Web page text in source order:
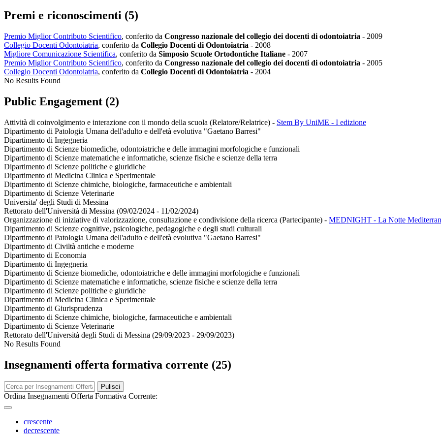
Premi e riconoscimenti (5)
Premio Miglior Contributo Scientifico, conferito da Congresso nazionale del collegio dei docenti di odontoiatria - 2009
Collegio Docenti Odontoiatria, conferito da Collegio Docenti di Odontoiatria - 2008
Migliore Comunicazione Scientifica, conferito da Simposio Scuole Ortodontiche Italiane - 2007
Premio Miglior Contributo Scientifico, conferito da Congresso nazionale del collegio dei docenti di odontoiatria - 2005
Collegio Docenti Odontoiatria, conferito da Collegio Docenti di Odontoiatria - 2004
No Results Found
Public Engagement (2)
Attività di coinvolgimento e interazione con il mondo della scuola (Relatore/Relatrice) - Stem By UniME - I edizione
Dipartimento di Patologia Umana dell'adulto e dell'età evolutiva "Gaetano Barresi"
Dipartimento di Ingegneria
Dipartimento di Scienze biomediche, odontoiatriche e delle immagini morfologiche e funzionali
Dipartimento di Scienze matematiche e informatiche, scienze fisiche e scienze della terra
Dipartimento di Scienze politiche e giuridiche
Dipartimento di Medicina Clinica e Sperimentale
Dipartimento di Scienze chimiche, biologiche, farmaceutiche e ambientali
Dipartimento di Scienze Veterinarie
Universita' degli Studi di Messina
Rettorato dell'Università di Messina (09/02/2024 - 11/02/2024)
Organizzazione di iniziative di valorizzazione, consultazione e condivisione della ricerca (Partecipante) - MEDNIGHT - La Notte
Dipartimento di Scienze cognitive, psicologiche, pedagogiche e degli studi culturali
Dipartimento di Patologia Umana dell'adulto e dell'età evolutiva "Gaetano Barresi"
Dipartimento di Civiltà antiche e moderne
Dipartimento di Economia
Dipartimento di Ingegneria
Dipartimento di Scienze biomediche, odontoiatriche e delle immagini morfologiche e funzionali
Dipartimento di Scienze matematiche e informatiche, scienze fisiche e scienze della terra
Dipartimento di Scienze politiche e giuridiche
Dipartimento di Medicina Clinica e Sperimentale
Dipartimento di Giurisprudenza
Dipartimento di Scienze chimiche, biologiche, farmaceutiche e ambientali
Dipartimento di Scienze Veterinarie
Rettorato dell'Università degli Studi di Messina (29/09/2023 - 29/09/2023)
No Results Found
Insegnamenti offerta formativa corrente (25)
Pulisci
Ordina Insegnamenti Offerta Formativa Corrente:
crescente
decrescente